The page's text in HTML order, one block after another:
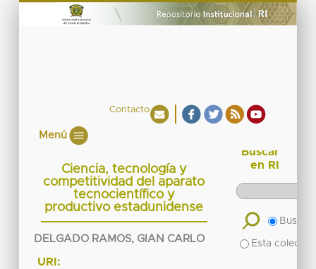
Contacto
Menú
Ciencia, tecnología y
competitividad del aparato
tecnocientífico y
productivo estadunidense
DELGADO RAMOS, GIAN CARLO
URI:
Buscar
en RI
Buscar
Esta